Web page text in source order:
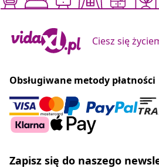
Ciesz się
Obsługiwane metody płatności
Zapisz się do naszego